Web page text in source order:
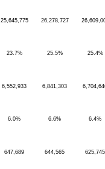
25,645,775 26,278,727
23.7% 25.5% 25.4%
6,552,933 6,841,303
6.0% 6.6% 6.4%
647,689 644,565 625,745